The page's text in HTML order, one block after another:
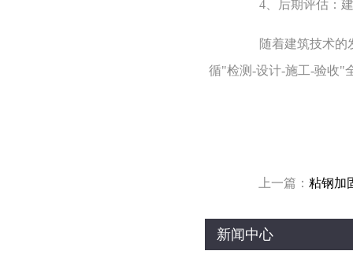
4、后期评估：建
随着建筑技术的发
循"检测-设计-施工-验收"
上一篇： 粘钢加
新闻中心